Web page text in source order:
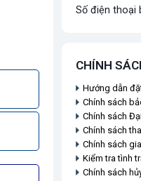
Số điện thoại
CHÍNH
Hướng dẫn
Chính sách
Chính sách
Chính sách
Chính sách
Kiểm tra tình
Chính sách